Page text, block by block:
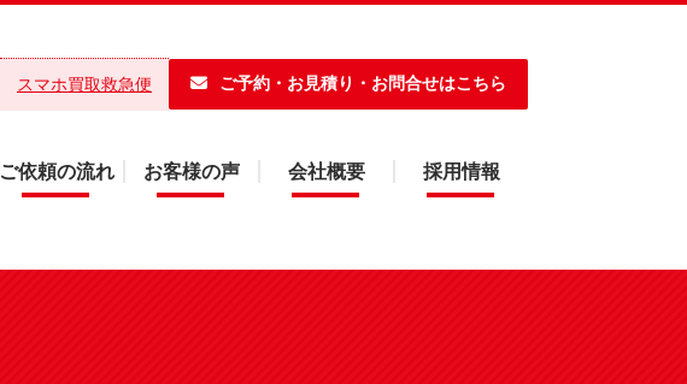
スマホ買取救急便 ご予約・お見積り・お問合せはこちら
ご依頼の流れ お客様の声 会社概要 採用情報